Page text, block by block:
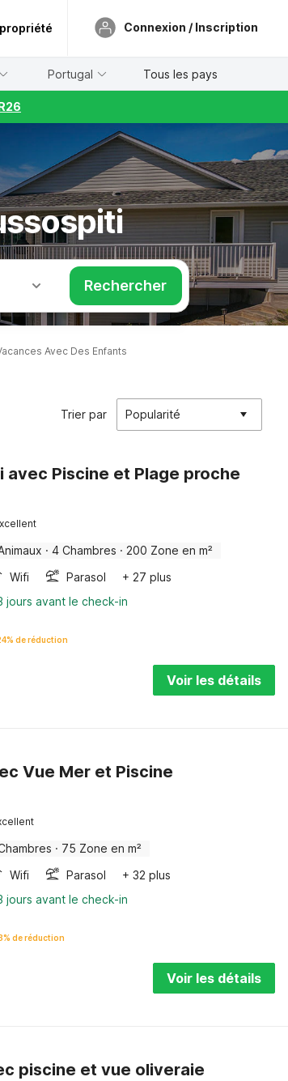
Connexion / Inscription
Portugal Tous les pays
Rechercher
Avec Des Enfants
Trier par Popularité
avec Piscine et Plage proche
· 4 Chambres · 200 Zone en m²
Wifi Parasol
+ 27 plus
jours avant le check-in
de réduction
Voir les détails
Vue Mer et Piscine
· 75 Zone en m²
Wifi Parasol
+ 32 plus
jours avant le check-in
de réduction
Voir les détails
piscine et vue oliveraie